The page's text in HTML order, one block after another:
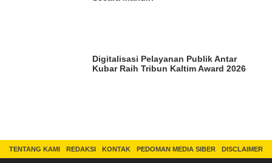
Digitalisasi Pelayanan Publik Antar
Kubar Raih Tribun Kaltim Award 2026
TENTANG KAMI REDAKSI KONTAK PEDOMAN MEDIA SIBER DISCLAIMER